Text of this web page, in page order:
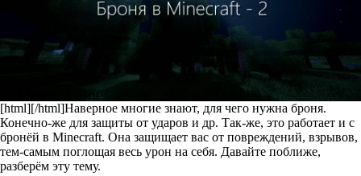
[html][/html]Наверное многие знают, для чего нужна броня.
Конечно-же для защиты от ударов и др. Так-же, это работает и с
бронёй в Minecraft. Она защищает вас от повреждений, взрывов,
тем-самым поглощая весь урон на себя. Давайте поближе,
разберём эту тему.